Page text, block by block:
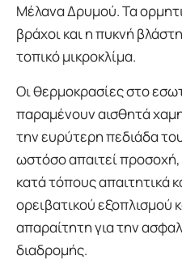
Μέλανα Δρυμού. Τα
βράχοι και η πυκνή
τοπικό μικροκλίμα.
Οι θερμοκρασίες στο
παραμένουν αισθητά
την ευρύτερη πεδιάδα
ωστόσο απαιτεί
κατά τόπους απαιτητικά
ορειβατικού εξοπλισμού
απαραίτητη για την
διαδρομής.